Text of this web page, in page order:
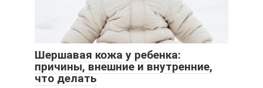
Шершавая кожа у ребенка:
причины, внешние и внутренние,
что делать